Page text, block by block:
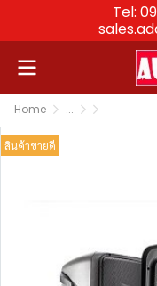
Tel:
Home ... ลำโพงพกพา
สินค้าขายดี